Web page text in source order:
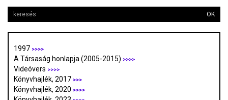
OK
1997 >>>>
A Társaság honlapja (2005-2015) >>>>
Videóvers >>>>
Könyvhajlék, 2017 >>>
Könyvhajlék, 2020 >>>>